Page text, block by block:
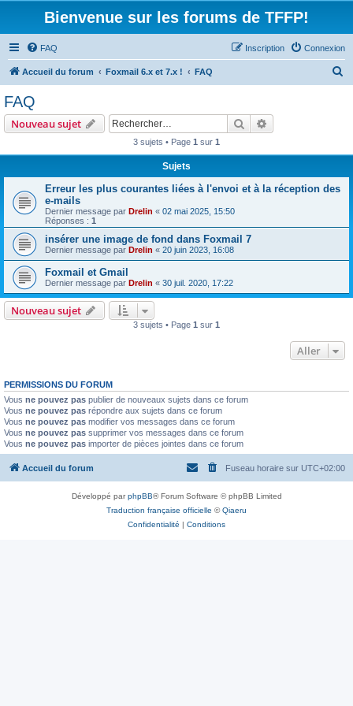
Bienvenue sur les forums de TFFP!
FAQ Connexion
Inscription
Accueil du forum Foxmail 6.x et 7.x ! FAQ
FAQ
Nouveau sujet Rechercher
3 sujets • Page 1 sur 1
Sujets
Erreur les plus courantes liées à l'envoi et à la réception des
e-mails
Dernier message par Drelin « 02 mai 2025, 15:50
Réponses : 1
insérer une image de fond dans Foxmail 7
Dernier message par Drelin « 20 juin 2023, 16:08
Foxmail et Gmail
Dernier message par Drelin « 30 juil. 2020, 17:22
Nouveau sujet
3 sujets • Page 1 sur 1
Aller
PERMISSIONS DU FORUM
Vous ne pouvez pas publier de nouveaux sujets dans ce forum
Vous ne pouvez pas répondre aux sujets dans ce forum
Vous ne pouvez pas modifier vos messages dans ce forum
Vous ne pouvez pas supprimer vos messages dans ce forum
Vous ne pouvez pas importer de pièces jointes dans ce forum
Accueil du forum Fuseau horaire sur UTC+02:00
Développé parphpBB® Forum Software © phpBB Limited
Traduction française officielle ©Qiaeru
Confidentialité | Conditions